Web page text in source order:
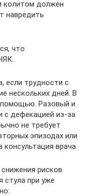
колитом должен
навредить
что
если трудности с
нескольких дней. В
помощью. Разовый и
с дефекацией из-за
не требует
эпизодах или
врача.
рисков
стула при уже